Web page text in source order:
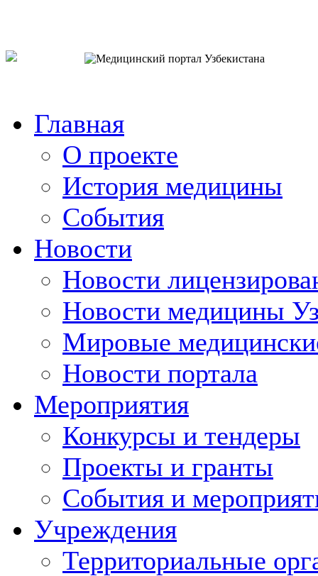
Главная
О проекте
История медицины
События
Новости
Новости
Новости медицины
Мировые
Новости портала
Мероприятия
Конкурсы и тендеры
Проекты и гранты
События и
Учреждения
Территориальные